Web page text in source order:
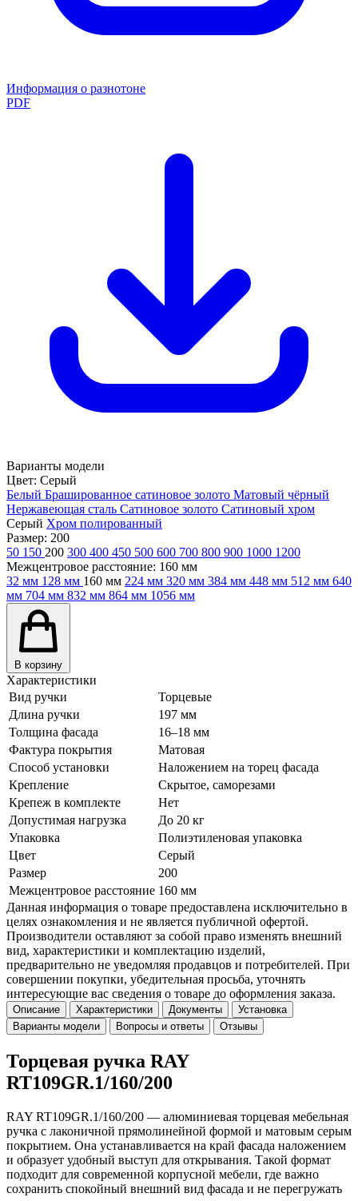
Информация о разнотоне
PDF
Варианты модели
Цвет: Серый
Белый Брашированное сатиновое золото Матовый чёрный
Нержавеющая сталь Сатиновое золото Сатиновый хром
Серый Хром полированный
Размер: 200
50 150 200 300 400 450 500 600 700 800 900 1000 1200
Межцентровое расстояние: 160 мм
32 мм 128 мм 160 мм 224 мм 320 мм 384 мм 448 мм 512 мм 640
мм 704 мм 832 мм 864 мм 1056 мм
В корзину
Характеристики
Вид ручки
Торцевые
Длина ручки
197 мм
Толщина фасада
16–18 мм
Фактура покрытия
Матовая
Способ установки
Наложением на торец фасада
Крепление
Скрытое, саморезами
Крепеж в комплекте
Нет
Допустимая нагрузка
До 20 кг
Упаковка
Полиэтиленовая упаковка
Цвет
Серый
Размер
200
Межцентровое расстояние 160 мм
Данная информация о товаре предоставлена исключительно в
целях ознакомления и не является публичной офертой.
Производители оставляют за собой право изменять внешний
вид, характеристики и комплектацию изделий,
предварительно не уведомляя продавцов и потребителей. При
совершении покупки, убедительная просьба, уточнять
интересующие вас сведения о товаре до оформления заказа.
Описание Характеристики Документы
Установка
Варианты модели
Вопросы и ответы Отзывы
Торцевая ручка RAY
RT109GR.1/160/200
RAY RT109GR.1/160/200 — алюминиевая торцевая мебельная
ручка с лаконичной прямолинейной формой и матовым серым
покрытием. Она устанавливается на край фасада наложением
и образует удобный выступ для открывания. Такой формат
подходит для современной корпусной мебели, где важно
сохранить спокойный внешний вид фасада и не перегружать